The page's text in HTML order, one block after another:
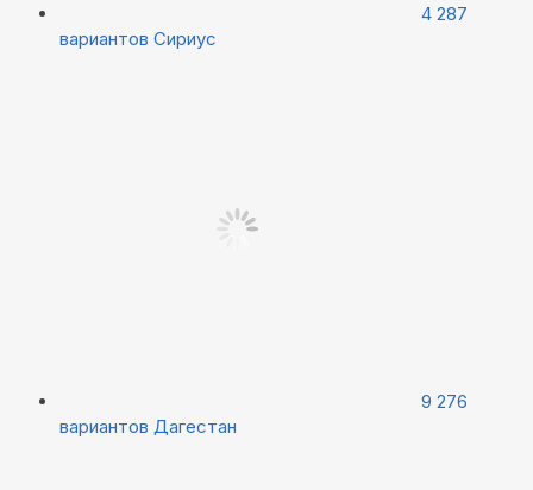
4 287
вариантов Сириус
9 276
вариантов Дагестан